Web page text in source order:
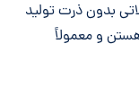
بدون ذرت تولید
و معمولاً